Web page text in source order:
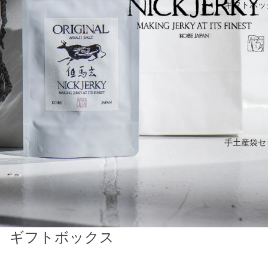
ギフトボッ
手土産袋セ
ギフトボックス